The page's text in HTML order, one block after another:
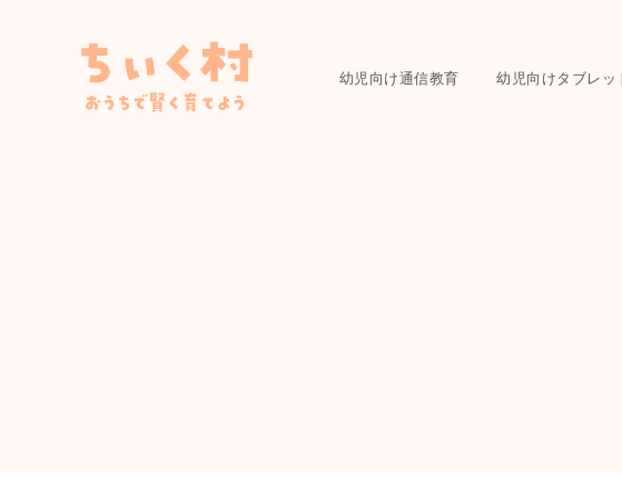
幼児向け通信教育 幼児向けタブレッ